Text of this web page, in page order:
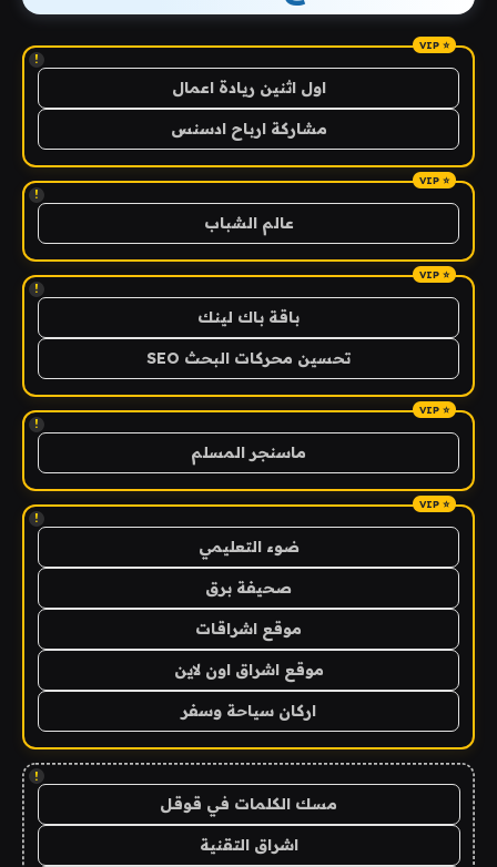
!
اول اثنين ريادة اعمال
مشاركة ارباح ادسنس
!
عالم الشباب
!
باقة باك لينك
تحسين محركات البحث SEO
!
ماسنجر المسلم
!
ضوء التعليمي
صحيفة برق
موقع اشراقات
موقع اشراق اون لاين
اركان سياحة وسفر
!
مسك الكلمات في قوقل
اشراق التقنية